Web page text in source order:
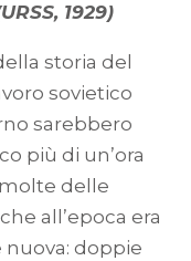
1929)
storia del
sovietico
sarebbero
più di un’ora
delle
all’epoca era
nuova: doppie